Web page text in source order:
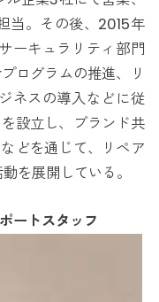
当。その後、2015年
ーキュラリティ部門
ログラムの推進、リ
ネスの導入などに従
設立し、ブランド共
どを通じて、リペア
を展開している。
ートスタッフ